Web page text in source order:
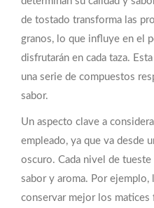
de tostado transforma las
granos, lo que influye en el
disfrutarán en cada taza.
una serie de compuestos
sabor.
Un aspecto clave a
empleado, ya que va desde
oscuro. Cada nivel de
sabor y aroma. Por ejemplo,
conservar mejor los